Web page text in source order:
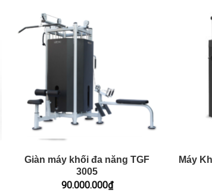
Giàn máy khối đa năng TGF
3005
90.000.000₫
Máy